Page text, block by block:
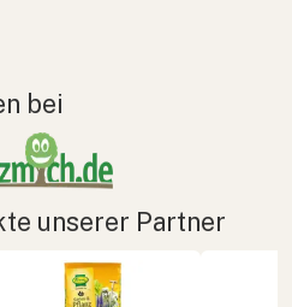
bei
unserer Partner